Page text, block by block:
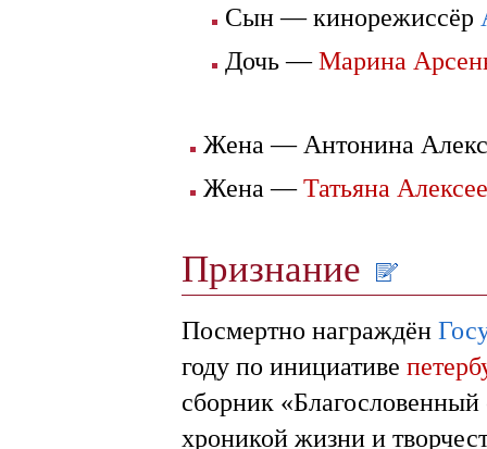
Сын — кинорежиссёр
Дочь —Марина
Жена — Антонина
Жена —Татьяна
Признание
Посмертно награждён
году по инициативе
сборник
хроникой жизни и